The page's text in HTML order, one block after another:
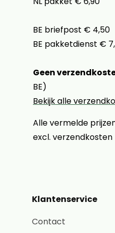
BE briefpost € 4,50
BE pakketdienst €
Geen
BE)
Bekijk alle
Alle vermelde
excl. verzendkosten
Klantenservice
Contact